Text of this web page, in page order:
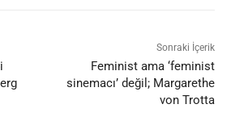
Sonraki İçerik
Feminist ama ‘feminist
sinemacı’ değil; Margarethe
von Trotta